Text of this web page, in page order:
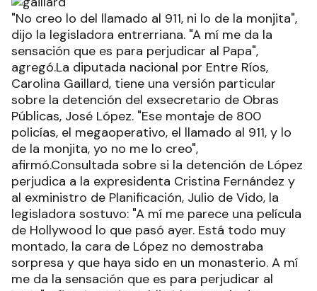
"No creo lo del llamado al 911, ni lo de la monjita",
dijo la legisladora entrerriana. "A mí me da la
sensación que es para perjudicar al Papa",
agregó.La diputada nacional por Entre Ríos,
Carolina Gaillard, tiene una versión particular
sobre la detención del exsecretario de Obras
Públicas, José López. "Ese montaje de 800
policías, el megaoperativo, el llamado al 911, y lo
de la monjita, yo no me lo creo",
afirmó.Consultada sobre si la detención de López
perjudica a la expresidenta Cristina Fernández y
al exministro de Planificación, Julio de Vido, la
legisladora sostuvo: "A mí me parece una película
de Hollywood lo que pasó ayer. Está todo muy
montado, la cara de López no demostraba
sorpresa y que haya sido en un monasterio. A mí
me da la sensación que es para perjudicar al